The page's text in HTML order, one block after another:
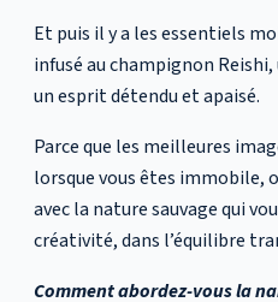
Et puis il y a les essentiels
infusé au champignon
un esprit détendu et apaisé.
Parce que les meilleures
lorsque vous êtes immobile,
avec la nature sauvage qui
créativité, dans l’équilibre
Comment abordez-vous la